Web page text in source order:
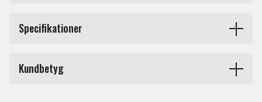
och Tropical tonewood, starkt men varmt sound, ART
Specifikationer
Kundbetyg